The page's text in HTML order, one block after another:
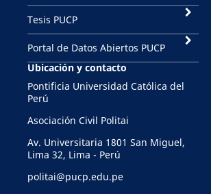
Tesis PUCP
Portal de Datos Abiertos PUCP
Ubicación y contacto
Pontificia Universidad Católica del
Perú
Asociación Civil Politai
Av. Universitaria 1801 San Miguel,
Lima 32, Lima - Perú
politai@pucp.edu.pe